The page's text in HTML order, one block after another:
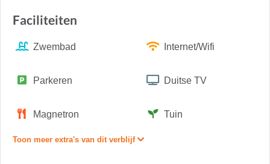
Faciliteiten
Zwembad Internet/Wifi
Parkeren Duitse TV
Magnetron Tuin
Toon meer extra's van dit verblijf